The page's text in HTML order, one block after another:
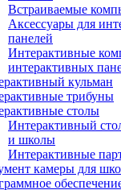
Встраиваемые
Аксессуары для
панелей
Интерактивные
интерактивных
кульман
трибуны
столы
Интерактивный
и школы
Интерактивные
камеры для